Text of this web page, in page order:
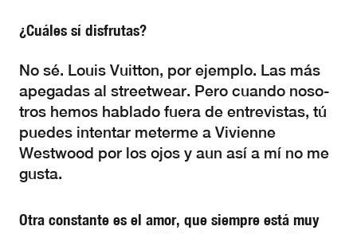
¿Cuáles sí disfrutas?
No sé. Louis Vuitton, por ejemplo. Las más
apegadas al streetwear. Pero cuando noso-
tros hemos hablado fuera de entrevistas, tú
puedes intentar meterme a Vivienne
Westwood por los ojos y aun así a mí no me
gusta.
Otra constante es el amor, que siempre está muy